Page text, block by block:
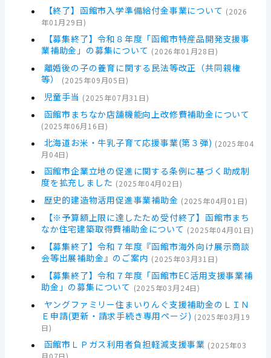
【終了】函館市入学準備給付金事業について (2026
年01月29日)
【募集終了】令和８年度「函館市特産品開発支援事
業補助金」の募集について (2026年01月28日)
離婚後の子の養育に関する民法等改正（共同親権
等）
(2025年09月05日)
児童手当 (2025年07月31日)
函館市まちなか店舗機能向上改修費補助金について
(2025年06月16日)
北海道お米・牛乳子育て応援事業(第３弾) (2025年04
月04日)
函館市企業立地の促進に関する条例に基づく助成制
度を拡充しました (2025年04月02日)
歴史的建造物活用促進事業補助金 (2025年04月01日)
【※予算額上限に達したため受付終了】函館市まち
なか住宅建築取得費補助金について (2025年04月01日)
【募集終了】令和７年度『函館市海外向け展示商談
会等出展補助金』のご案内 (2025年03月31日)
【募集終了】令和７年度「函館市EC活用支援事業補
助金」の募集について (2025年03月24日)
ヤングファミリー住まいりんぐ支援補助金のＬＩＮ
Ｅ申請(更新・請求手続き専用ページ) (2025年03月19
日)
函館市ＬＰガス利用者負担軽減支援事業 (2025年03
月07日)